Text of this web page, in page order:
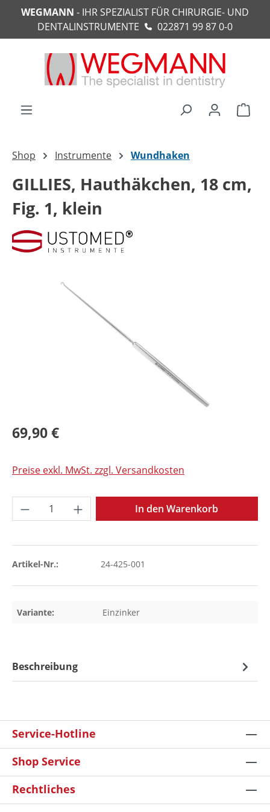
springen
WEGMANN - IHR SPEZIALIST FÜR CHIRURGIE- UND
DENTALINSTRUMENTE
022871 99 87 0-0
Shop Instrumente Wundhaken
GILLIES, Hauthäkchen, 18 cm,
Fig. 1, klein
Bildergalerie überspringen
69,90 €
Preise exkl. MwSt. zzgl. Versandkosten
Produkt Anzahl: Gib den gewünschten
In den Warenkorb
Artikel-Nr.: 24-425-001
Variante: Einzinker
Beschreibung
Service-Hotline
Shop Service
Rechtliches